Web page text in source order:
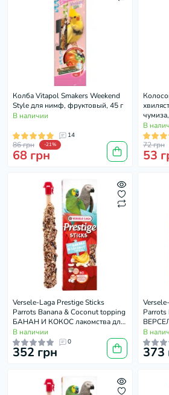
Колба Vitapol Smakers Weekend
Style для нимф, фруктовый, 45 г
В наличии
14
86 грн -21%
68 грн
В
72 грн
53
Versele-Laga Prestige Sticks
Parrots Banana & Coconut topping
БАНАН И КОКОС лакомства для
средних и крупных попугаев
2х70г
В наличии
0
352 грн
и изюм
В
373